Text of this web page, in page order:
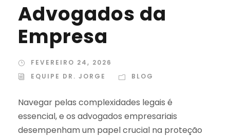
Advogados da
Empresa
FEVEREIRO 24, 2026
EQUIPE DR. JORGE
BLOG
Navegar pelas complexidades legais é
essencial, e os advogados empresariais
desempenham um papel crucial na proteção